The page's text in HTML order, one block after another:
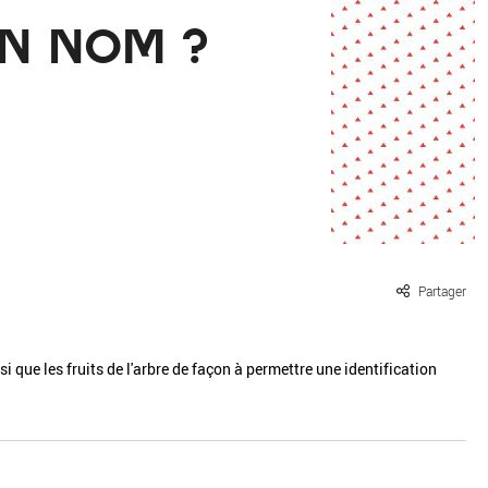
La pierre
La terre
NOM ?
Partager
que les fruits de l'arbre de façon à permettre une identification